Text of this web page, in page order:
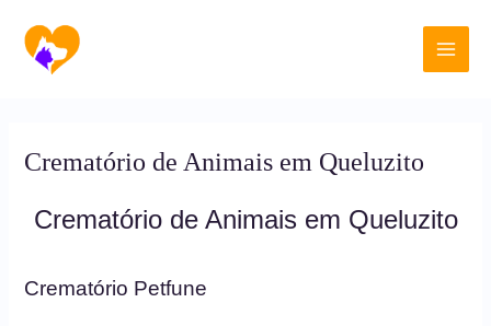
para
conteúdo
Main
Crematório de Animais em Queluzito
Crematório de Animais em Queluzito
Crematório Petfune